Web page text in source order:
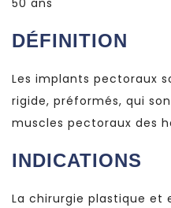
50 ans
DÉFINITION
Les implants pectoraux
rigide, préformés, qui
muscles pectoraux des
INDICATIONS
La chirurgie plastique et